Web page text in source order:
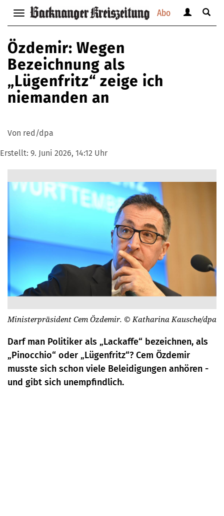
Abo
Navigation
anzeigen
verbergen
anzeigen
Suche
Özdemir: Wegen
Bezeichnung als
„Lügenfritz“ zeige ich
niemanden an
Von red/dpa
Erstellt: 9. Juni 2026, 14:12 Uhr
Ministerpräsident Cem Özdemir. © Katharina Kausche/dpa
Darf man Politiker als „Lackaffe“ bezeichnen, als
„Pinocchio“ oder „Lügenfritz“? Cem Özdemir
musste sich schon viele Beleidigungen anhören -
und gibt sich unempfindlich.